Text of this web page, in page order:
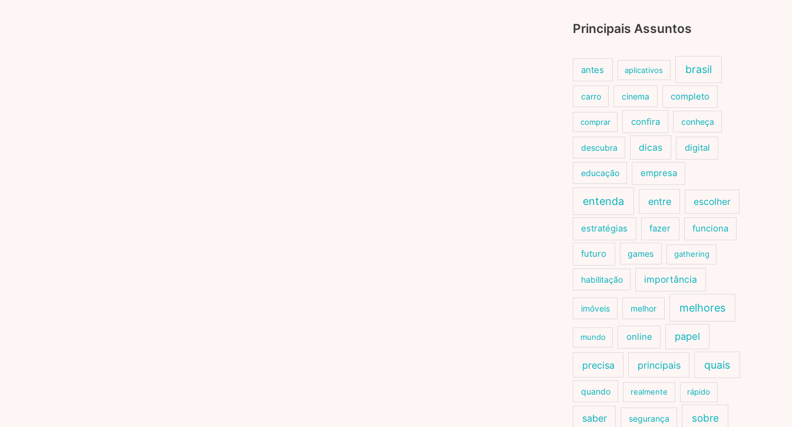
Principais Assuntos
antes aplicativos brasil
carro cinema completo
comprar confira conheça
descubra dicas digital
educação empresa
entenda entre escolher
estratégias fazer funciona
futuro games gathering
habilitação importância
imóveis melhor melhores
mundo online papel
precisa principais quais
quando realmente rápido
saber segurança sobre